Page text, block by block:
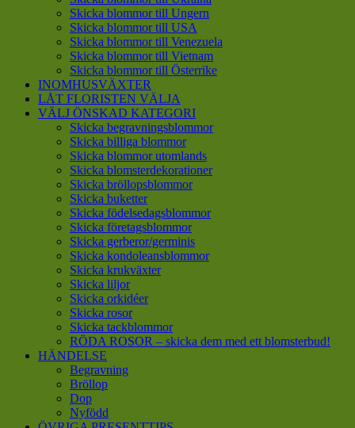
Skicka blommor till Ungern
Skicka blommor till USA
Skicka blommor till Venezuela
Skicka blommor till Vietnam
Skicka blommor till Österrike
INOMHUSVÄXTER
LÅT FLORISTEN VÄLJA
VÄLJ ÖNSKAD KATEGORI
Skicka begravningsblommor
Skicka billiga blommor
Skicka blommor utomlands
Skicka blomsterdekorationer
Skicka bröllopsblommor
Skicka buketter
Skicka födelsedagsblommor
Skicka företagsblommor
Skicka gerberor/germinis
Skicka kondoleansblommor
Skicka krukväxter
Skicka liljor
Skicka orkidéer
Skicka rosor
Skicka tackblommor
RÖDA ROSOR – skicka dem med ett blomsterbud!
HÄNDELSE
Begravning
Bröllop
Dop
Nyfödd